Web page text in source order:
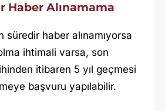
Haber Alınamama
süredir haber alınamıyorsa
ihtimali varsa, son
itibaren 5 yıl geçmesi
başvuru yapılabilir.